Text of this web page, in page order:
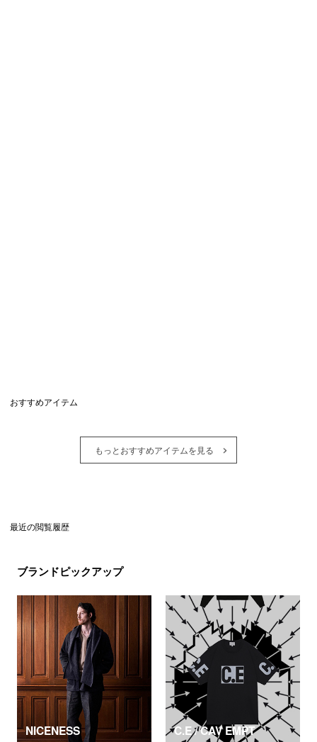
おすすめアイテム
もっとおすすめアイテムを見る
最近の閲覧履歴
ブランドピックアップ
NICENESS C.E / CAV EMPT